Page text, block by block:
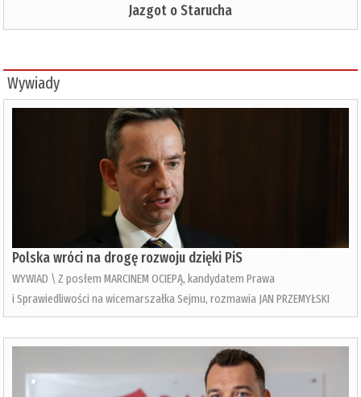
Jazgot o Starucha
Wywiady
Polska wróci na drogę rozwoju dzięki PiS
WYWIAD \ Z posłem MARCINEM OCIEPĄ, kandydatem Prawa
i Sprawiedliwości na wicemarszałka Sejmu, rozmawia JAN PRZEMYŁSKI